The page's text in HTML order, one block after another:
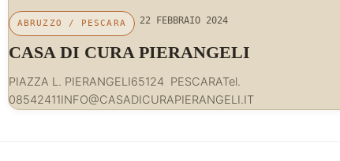
ABRUZZO / PESCARA 22 FEBBRAIO 2024
CASA DI CURA PIERANGELI
PIAZZA L. PIERANGELI65124 PESCARATel.
08542411INFO@CASADICURAPIERANGELI.IT